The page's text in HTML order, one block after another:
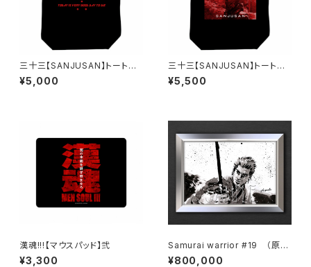
三十三【SANJUSAN】トートバ
ッグ『 TODAY IS VERY GOO
D DAY TO DIE 』弐
¥5,000
三十三【SANJUSAN】トートバ
ッグ・WARRIOR【弐】
¥5,500
漢魂!!!【マウスパッド】弐
¥3,300
Samurai warrior #19 （原
画）【 一点物 】
¥800,000